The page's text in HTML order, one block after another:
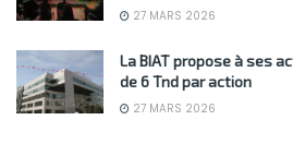
27 MARS 2026
La BIAT propose à ses
de 6 Tnd par action
27 MARS 2026